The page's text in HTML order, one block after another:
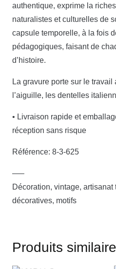
authentique, exprime la
naturalistes et culturelles de
capsule temporelle, à la fois
pédagogiques, faisant de
d’histoire.
La gravure porte sur le travail
l’aiguille, les dentelles
• Livraison rapide et
réception sans risque
Référence: 8-3-625
—–
Décoration, vintage, artisanat
décoratives, motifs
Produits